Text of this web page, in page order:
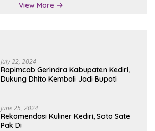
View More
July 22, 2024
Rapimcab Gerindra Kabupaten Kediri,
Dukung Dhito Kembali Jadi Bupati
June 25, 2024
Rekomendasi Kuliner Kediri, Soto Sate
Pak Di